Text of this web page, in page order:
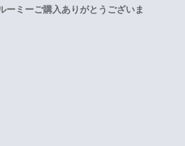
ーミーご購入ありがとうございま